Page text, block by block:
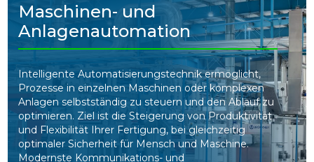
Maschinen- und
Anlagenautomation
Intelligente Automatisierungstechnik ermöglicht,
Prozesse in einzelnen Maschinen oder komplexen
Anlagen selbstständig zu steuern und den Ablauf zu
optimieren. Ziel ist die Steigerung von Produktivität
und Flexibilität Ihrer Fertigung, bei gleichzeitig
optimaler Sicherheit für Mensch und Maschine.
Modernste Kommunikations- und